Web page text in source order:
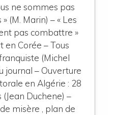
ne sommes pas
(M. Marin) – « Les
pas combattre »
en Corée – Tous
(Michel
journal – Ouverture
en Algérie : 28
Duchene) –
misère , plan de